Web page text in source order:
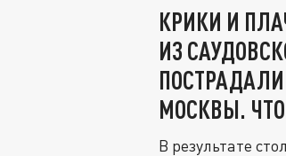
КРИКИ И
ИЗ
МОСКВЫ.
В результате